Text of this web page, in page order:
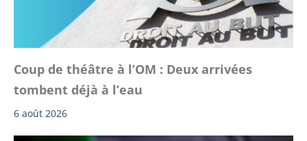
Coup de théâtre à l’OM : Deux arrivées
tombent déjà à l’eau
6 août 2026